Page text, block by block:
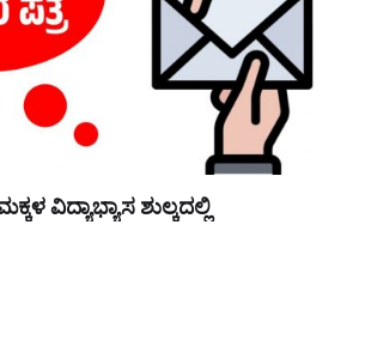
ವಿದ್ಯಾಭ್ಯಾಸ ಶುಲ್ಕದಲ್ಲಿ